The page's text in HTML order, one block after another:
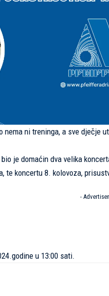
nema ni treninga, a sve dječje
je domaćin dva velika
te koncertu 8. kolovoza,
-
u 13:00 sati.